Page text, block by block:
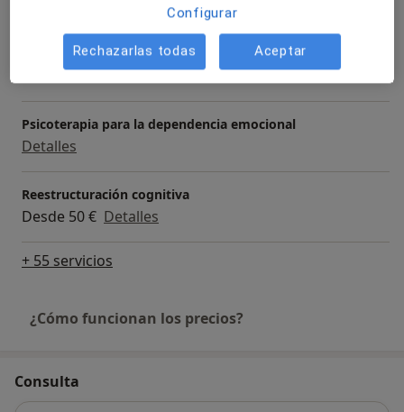
Psicoterapia individual
Desde 50 € Detalles
Psicoterapia para la dependencia emocional
Detalles
Reestructuración cognitiva
Desde 50 € Detalles
+ 55 servicios
¿Cómo funcionan los precios?
Consulta
Configurar
Rechazarlas todas Aceptar